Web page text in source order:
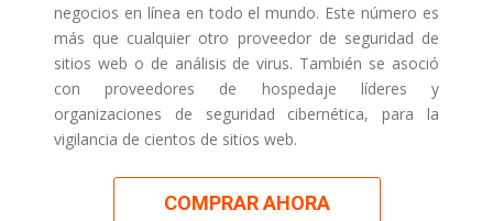
negocios en línea en todo el mundo. Este número es
más que cualquier otro proveedor de seguridad de
sitios web o de análisis de virus. También se asoció
con proveedores de hospedaje líderes y
organizaciones de seguridad cibernética, para la
vigilancia de cientos de sitios web.
COMPRAR AHORA